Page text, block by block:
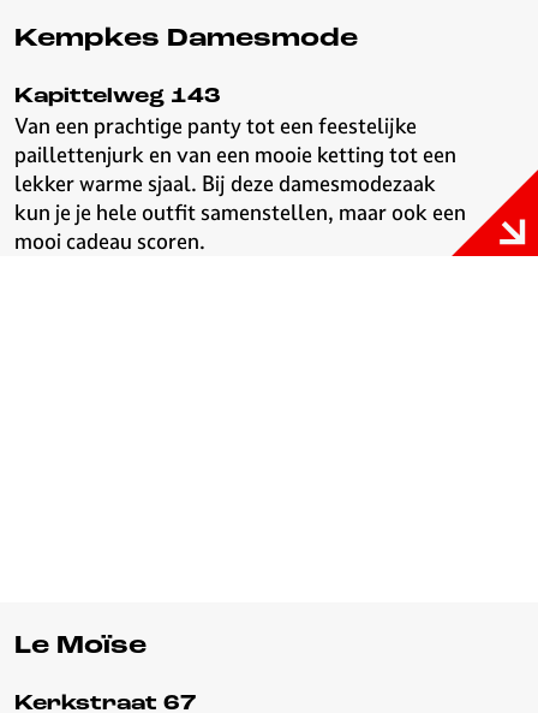
Kempkes Damesmode
Kapittelweg 143
Van een prachtige panty tot een feestelijke
paillettenjurk en van een mooie ketting tot een
lekker warme sjaal. Bij deze damesmodezaak
kun je je hele outfit samenstellen, maar ook een
mooi cadeau scoren.
Le Moïse
Kerkstraat 67